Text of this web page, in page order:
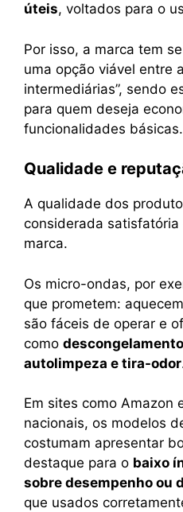
úteis, voltados para o
Por isso, a marca tem
uma opção viável entre
intermediárias”, sendo
para quem deseja
funcionalidades básicas.
Qualidade e
A qualidade dos
considerada
marca.
Os micro-ondas, por
que prometem:
são fáceis de operar e
como
autolimpeza e tira-odor
Em sites como Amazon
nacionais, os modelos
costumam apresentar
destaque para o baixo
sobre desempenho ou
que usados